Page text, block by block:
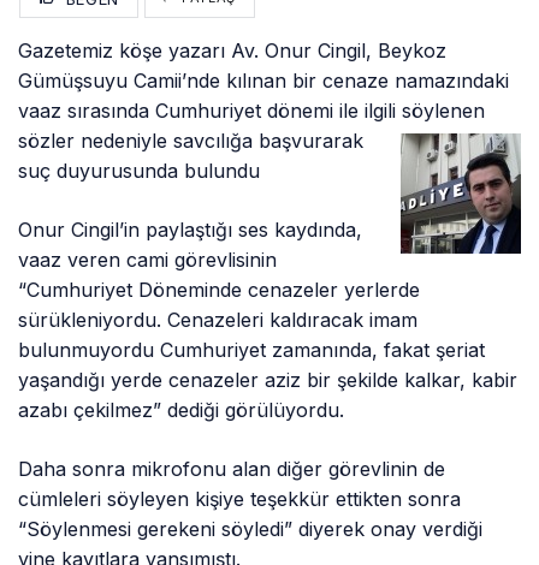
Gazetemiz köşe yazarı Av. Onur Cingil, Beykoz
Gümüşsuyu Camii’nde kılınan bir cenaze namazındaki
vaaz sırasında Cumhuriyet dönemi ile ilgili söylenen
sözler nedeniyle savcılığa başvurarak
suç duyurusunda bulundu
Onur Cingil’in paylaştığı ses kaydında,
vaaz veren cami görevlisinin
“Cumhuriyet Döneminde cenazeler yerlerde
sürükleniyordu. Cenazeleri kaldıracak imam
bulunmuyordu Cumhuriyet zamanında, fakat şeriat
yaşandığı yerde cenazeler aziz bir şekilde kalkar, kabir
azabı çekilmez” dediği görülüyordu.
Daha sonra mikrofonu alan diğer görevlinin de
cümleleri söyleyen kişiye teşekkür ettikten sonra
“Söylenmesi gerekeni söyledi” diyerek onay verdiği
yine kayıtlara yansımıştı.